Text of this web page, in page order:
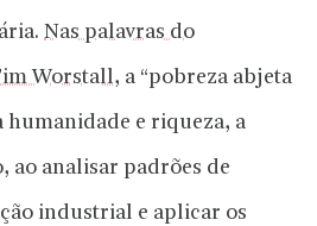
Nas palavras do
Worstall, a “pobreza abjeta
humanidade e riqueza, a
ao analisar padrões de
industrial e aplicar os